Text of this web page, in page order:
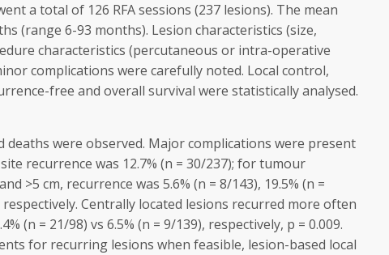
a total of 126 RFA sessions (237 lesions). The mean
(range 6-93 months). Lesion characteristics (size,
characteristics (percutaneous or intra-operative
complications were carefully noted. Local control,
free and overall survival were statistically analysed.
deaths were observed. Major complications were present
recurrence was 12.7% (n = 30/237); for tumour
>5 cm, recurrence was 5.6% (n = 8/143), 19.5% (n =
respectively. Centrally located lesions recurred more often
(n = 21/98) vs 6.5% (n = 9/139), respectively, p = 0.009.
for recurring lesions when feasible, lesion-based local